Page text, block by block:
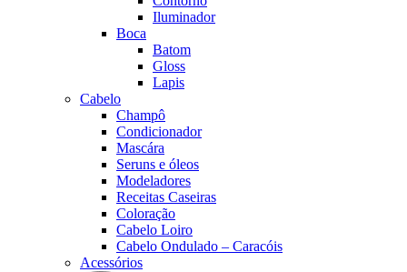
Iluminador
Boca
Batom
Gloss
Lapis
Cabelo
Champô
Condicionador
Mascára
Seruns e óleos
Modeladores
Receitas Caseiras
Coloração
Cabelo Loiro
Cabelo Ondulado – Caracóis
Acessórios